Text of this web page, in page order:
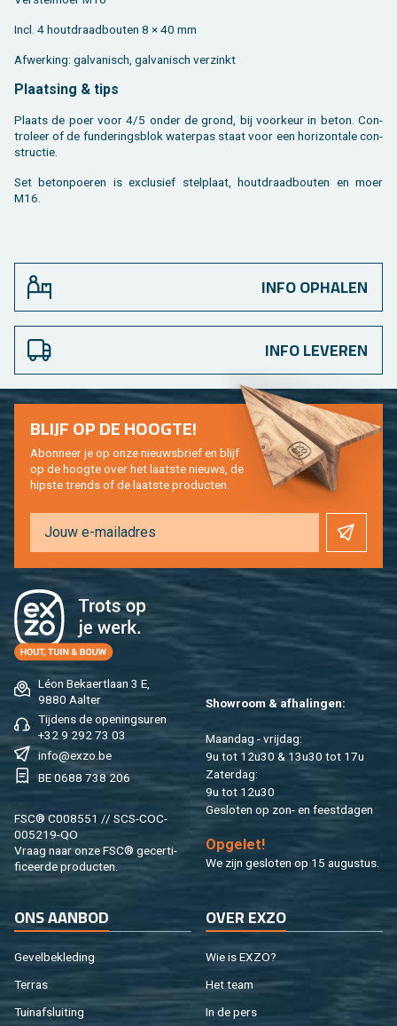
Incl. 4 hout­draad­bou­ten 8 × 40 mm
Af­wer­king: gal­va­nisch, gal­va­nisch ver­zinkt
Plaat­sing & tips
Plaats de poer voor 4/5 onder de grond, bij voor­keur in beton. Con­
tro­leer of de fun­de­rings­blok wa­ter­pas staat voor een ho­ri­zon­ta­le con­
struc­tie.
Set be­ton­poe­ren is ex­clu­sief stel­plaat, hout­draad­bou­ten en moer
M16.
INFO OPHALEN
INFO LEVEREN
Léon Be­kaert­laan 3 E,
9880 Aal­ter
Tij­dens de ope­nings­uren
+32 9 292 73 03
info@​exzo.​be
BE 0688 738 206
FSC® C008551 // SCS-COC-
005219-QO
Vraag naar onze FSC® ge­cer­ti­
fi­ceer­de pro­duc­ten.
Show­room & af­ha­lin­gen:
Maan­dag - vrij­dag:
9u tot 12u30 & 13u30 tot 17u
Za­ter­dag:
9u tot 12u30
Ge­slo­ten op zon- en feest­da­gen
Op­ge­let!
We zijn ge­slo­ten op 15 au­gus­tus.
BLIJF OP DE HOOG­TE!
Abon­neer je op onze nieuws­brief en blijf
op de hoog­te over het laat­ste nieuws, de
hip­s­te trends of de laat­ste pro­duc­ten.
ONS AAN­BOD
Ge­vel­be­kle­ding
Ter­ras
Tuin­af­slui­ting
OVER EXZO
Wie is EXZO?
Het team
In de pers